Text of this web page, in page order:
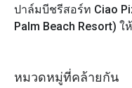
ปาล์มบีชรีสอร์ท Ciao
Palm Beach Resort) ใ
หมวดหมู่ที่คล้ายกัน